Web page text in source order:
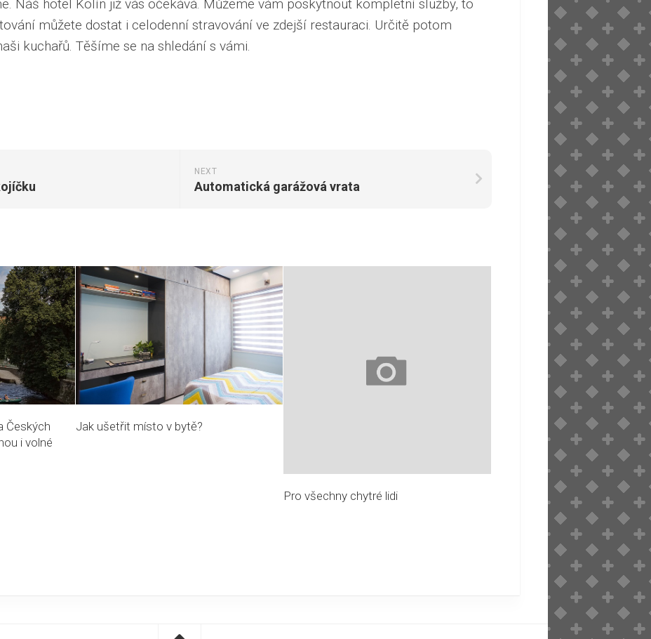
Náš hotel Kolín již vás očekává. Můžeme vám poskytnout kompletní služby, to
můžete dostat i celodenní stravování ve zdejší restauraci. Určitě potom
kuchařů. Těšíme se na shledání s vámi.
NEXT
Automatická garážová vrata
Českých
i volné
Jak ušetřit místo v bytě?
Pro všechny chytré lidi